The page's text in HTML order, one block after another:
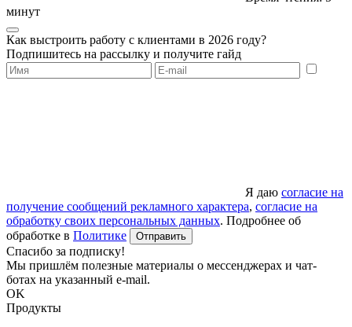
минут
Как выстроить работу с клиентами в 2026 году?
Подпишитесь на рассылку и получите гайд
Я даю согласие на
получение сообщений рекламного характера, согласие на
обработку своих персональных данных. Подробнее об
обработке в Политике Отправить
Спасибо за подписку!
Мы пришлём полезные материалы о мессенджерах и чат-
ботах на указанный e-mail.
OK
Продукты